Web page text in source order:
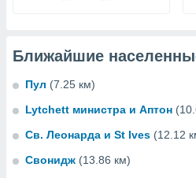
Ближайшие
Пул (7.25 км)
Lytchett министра и Аптон
Св. Леонарда и St Ives (12.12
Свонидж (13.86 км)